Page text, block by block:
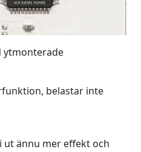
ytmonterade
belastar inte
ut ännu mer effekt och